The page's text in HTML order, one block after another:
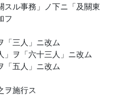
スル事務」ノ下ニ「及關東
フ
「三人」ニ改ム
」ヲ「六十三人」ニ改ム
「五人」ニ改ム
ヲ施行ス